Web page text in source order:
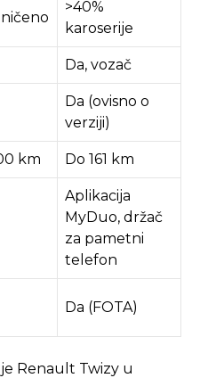
>40%
karoserije
Da, vozač
Da (ovisno o
verziji)
km Do 161 km
Aplikacija
MyDuo, držač
za pametni
telefon
Da (FOTA)
Renault Twizy u